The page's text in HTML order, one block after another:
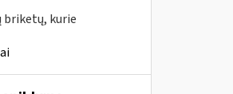
kurie